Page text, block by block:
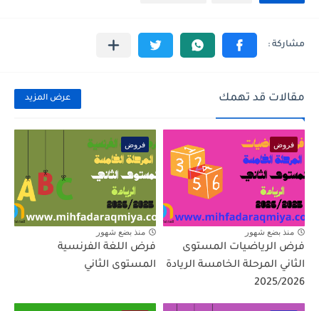
مقالات قد تهمك عرض المزيد
فروض
منذ بضع شهور
فرض الرياضيات المستوى
الثاني المرحلة الخامسة الريادة
2025/2026
فروض
منذ بضع شهور
فرض اللغة الفرنسية
المستوى الثاني